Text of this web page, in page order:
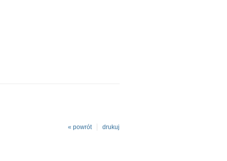
drukuj
« powrót